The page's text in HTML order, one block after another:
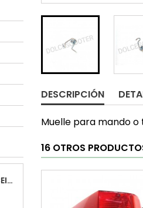
JUNTA TAPÓN ACEITE VESPA
DESCRIPCIÓN
Muelle para mando o
16 OTROS